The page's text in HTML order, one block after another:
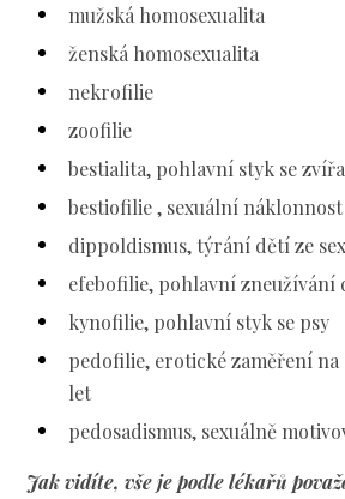
mužská homosexualita
ženská homosexualita
nekrofilie
zoofilie
bestialita, pohlavní styk se
bestiofilie , sexuální
dippoldismus, týrání dětí ze
efebofilie, pohlavní zneužívání
kynofilie, pohlavní styk se psy
pedofilie, erotické zaměření
let
pedosadismus, sexuálně
Jak vidíte, vše je podle lékařů